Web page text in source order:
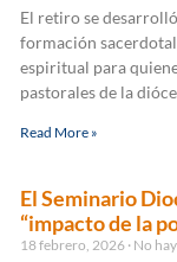
El retiro se
formación
espiritual para
pastorales de la
Read More »
El Seminario
“impacto de la
18 febrero, 2026 No